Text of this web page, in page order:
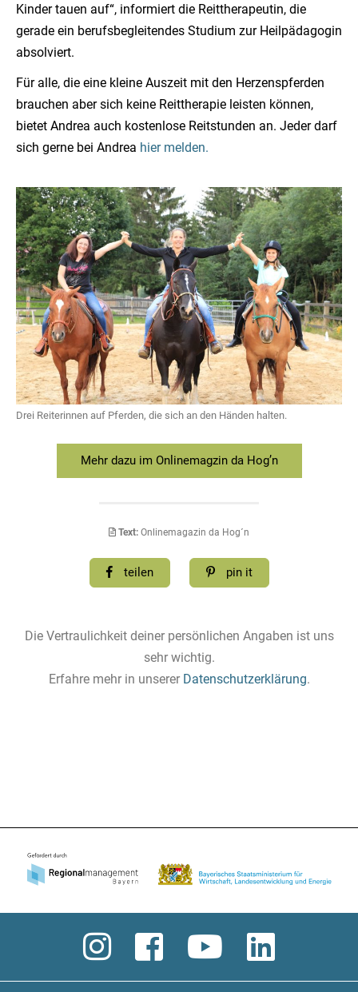
Kinder tauen auf“, informiert die Reittherapeutin, die
gerade ein berufsbegleitendes Studium zur Heilpädagogin
absolviert.
Für alle, die eine kleine Auszeit mit den Herzenspferden
brauchen aber sich keine Reittherapie leisten können,
bietet Andrea auch kostenlose Reitstunden an. Jeder darf
sich gerne bei Andrea hier melden.
Drei Reiterinnen auf Pferden, die sich an den Händen halten.
Mehr dazu im Onlinemagzin da Hog’n
Text: Onlinemagazin da Hog´n
teilen pin it
Die Vertraulichkeit deiner persönlichen Angaben ist uns
sehr wichtig.
Erfahre mehr in unserer Datenschutzerklärung.